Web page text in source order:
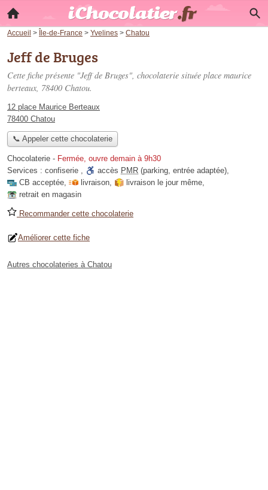
Accueil > Île-de-France > Yvelines > Chatou
Jeff de Bruges
Cette fiche présente "Jeff de Bruges", chocolaterie située place maurice
berteaux, 78400 Chatou.
12 place Maurice Berteaux
78400 Chatou
📞 Appeler cette chocolaterie
Chocolaterie - Fermée, ouvre demain à 9h30
Services : confiserie , accès PMR (parking, entrée adaptée),
CB acceptée, livraison, livraison le jour même,
retrait en magasin
Recommander cette chocolaterie
Améliorer cette fiche
Autres chocolateries à Chatou